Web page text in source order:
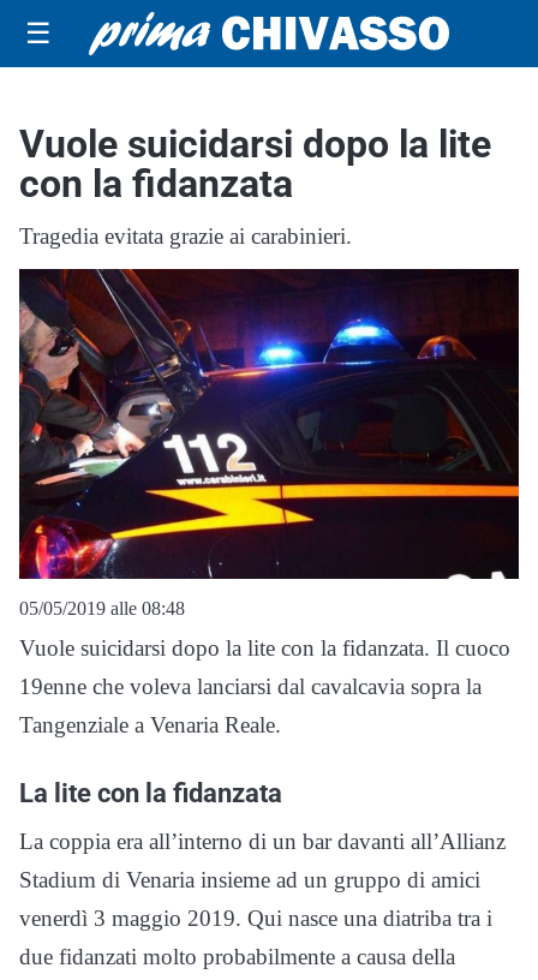
☰
Vuole suicidarsi dopo la lite
con la fidanzata
Tragedia evitata grazie ai carabinieri.
05/05/2019 alle 08:48
Vuole suicidarsi dopo la lite con la fidanzata. Il cuoco
19enne che voleva lanciarsi dal cavalcavia sopra la
Tangenziale a Venaria Reale.
La lite con la fidanzata
La coppia era all’interno di un bar davanti all’Allianz
Stadium di Venaria insieme ad un gruppo di amici
venerdì 3 maggio 2019. Qui nasce una diatriba tra i
due fidanzati molto probabilmente a causa della